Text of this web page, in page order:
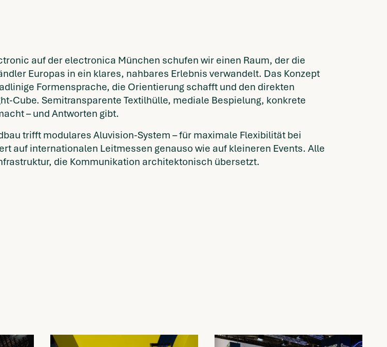
auf der electronica München schufen wir einen Raum, der die
Europas in ein klares, nahbares Erlebnis verwandelt. Das Konzept
Formensprache, die Orientierung schafft und den direkten
Cube. Semitransparente Textilhülle, mediale Bespielung, konkrete
– und Antworten gibt.
trifft modulares Aluvision-System – für maximale Flexibilität bei
auf internationalen Leitmessen genauso wie auf kleineren Events. Alle
die Kommunikation architektonisch übersetzt.